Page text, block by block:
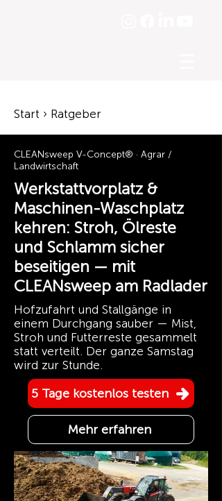
Start › Ratgeber
CLEANsweep V-Concept® · Agrar /
Landwirtschaft
Werkstattvorplatz &
Maschinen-Waschplatz
kehren: Stroh, Ölreste
und Schlamm sicher
beseitigen — mit
CLEANsweep am Radlader
Hofzufahrt und Stallgänge in
einem Durchgang sauber — Mist,
Stroh und Futterreste gesammelt
statt verteilt. Der ganze Samstag
wird zur Stunde.
5 Tage kostenlos testen
Mehr erfahren